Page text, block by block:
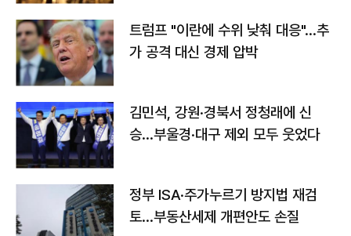
트럼프 "이란에 수위 낮춰 대응"…추
가 공격 대신 경제 압박
김민석, 강원·경북서 정청래에 신
승…부울경·대구 제외 모두 웃었다
정부 ISA·주가누르기 방지법 재검
토…부동산세제 개편안도 손질